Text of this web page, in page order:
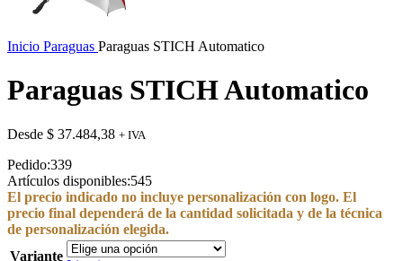
Inicio Paraguas Paraguas STICH Automatico
Paraguas STICH Automatico
Desde $ 37.484,38 + IVA
Pedido:339
Artículos disponibles:545
El precio indicado no incluye personalización con logo. El
precio final dependerá de la cantidad solicitada y de la técnica
de personalización elegida.
Variante